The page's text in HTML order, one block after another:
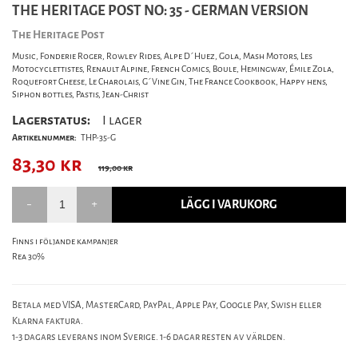
THE HERITAGE POST NO: 35 - GERMAN VERSION
The Heritage Post
Music, Fonderie Roger, Rowley Rides, Alpe D´Huez, Gola, Mash Motors, Les
Motocyclettistes, Renault Alpine, French Comics, Boule, Hemingway, Émile Zola,
Roquefort Cheese, Le Charolais, G´Vine Gin, The France Cookbook, Happy hens,
Siphon bottles, Pastis, Jean-Christ
Lagerstatus: I lager
Artikelnummer: THP-35-G
83,30 kr 119,00 kr
LÄGG I VARUKORG
Finns i följande kampanjer
Rea 30%
Betala med VISA, MasterCard, PayPal, Apple Pay, Google Pay, Swish eller
Klarna faktura.
1-3 dagars leverans inom Sverige. 1-6 dagar resten av världen.